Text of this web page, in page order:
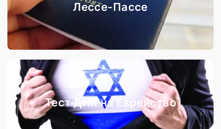
Лессе-Пассе
Тест ДНК на Еврейство